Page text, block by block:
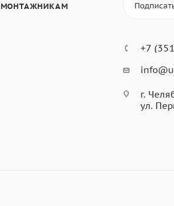
МОНТАЖНИКАМ
+7
г.
ул.